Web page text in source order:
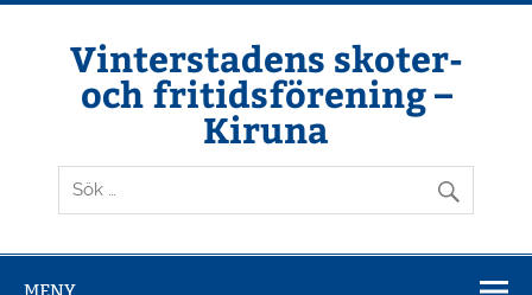
Hoppa
Vinterstadens skoter-
och fritidsförening –
Kiruna
Din ljuslykta i vintermörkret